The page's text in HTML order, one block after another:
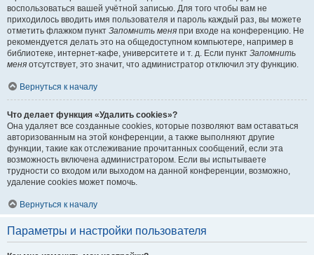
воспользоваться вашей учётной записью. Для того чтобы вам не
приходилось вводить имя пользователя и пароль каждый раз, вы можете
отметить флажком пункт Запомнить меня при входе на конференцию. Не
рекомендуется делать это на общедоступном компьютере, например в
библиотеке, интернет-кафе, университете и т. д. Если пункт Запомнить
меня отсутствует, это значит, что администратор отключил эту функцию.
Вернуться к началу
Что делает функция «Удалить cookies»?
Она удаляет все созданные cookies, которые позволяют вам оставаться
авторизованным на этой конференции, а также выполняют другие
функции, такие как отслеживание прочитанных сообщений, если эта
возможность включена администратором. Если вы испытываете
трудности со входом или выходом на данной конференции, возможно,
удаление cookies может помочь.
Вернуться к началу
Параметры и настройки пользователя